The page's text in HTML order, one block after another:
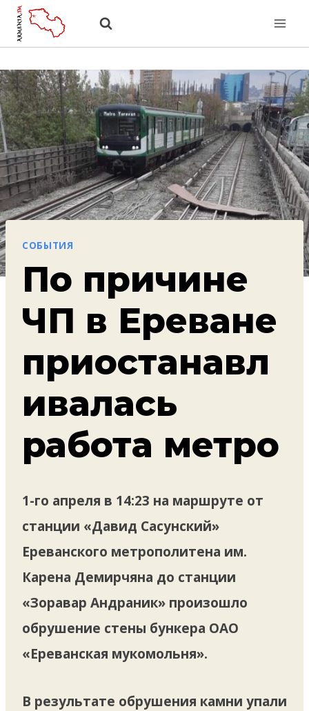
Перейти
СОБЫТИЯ
По причине
ЧП в Ереване
приостанавл
ивалась
работа метро
1-го апреля в 14:23 на маршруте от
станции «Давид Сасунский»
Ереванского метрополитена им.
Карена Демирчяна до станции
«Зоравар Андраник» произошло
обрушение стены бункера ОАО
«Ереванская мукомольня».
В результате обрушения камни упали